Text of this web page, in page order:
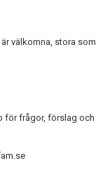
välkomna, stora som
för frågor, förslag och